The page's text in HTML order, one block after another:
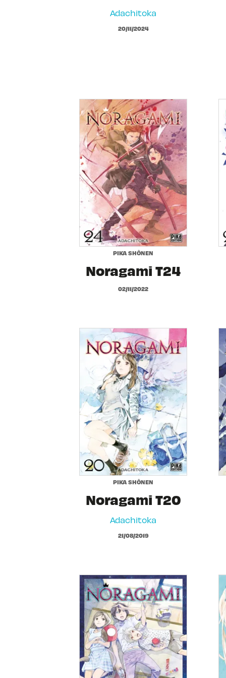
Adachitoka
20/11/2024
PIKA SHÔNEN
Noragami T24
02/11/2022
PIKA SHÔNEN
Noragami T20
Adachitoka
21/08/2019